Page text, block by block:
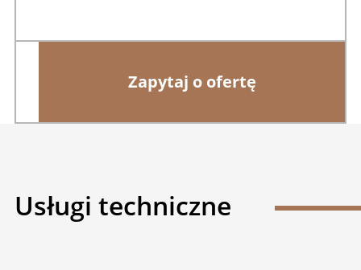
Zapytaj o ofertę
Usługi techniczne